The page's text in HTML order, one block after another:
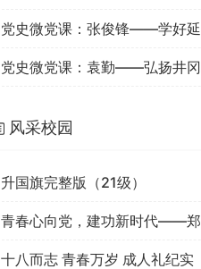
党史微党课：张俊锋——学好延
党史微党课：袁勤——弘扬井
风采校园
升国旗完整版（21级）
青春心向党，建功新时代——
十八而志 青春万岁 成人礼纪实